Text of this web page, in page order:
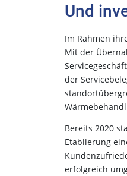
Und
Im Rahmen
Mit der
der
Bereits 2020
Etablierung
erfolgreich